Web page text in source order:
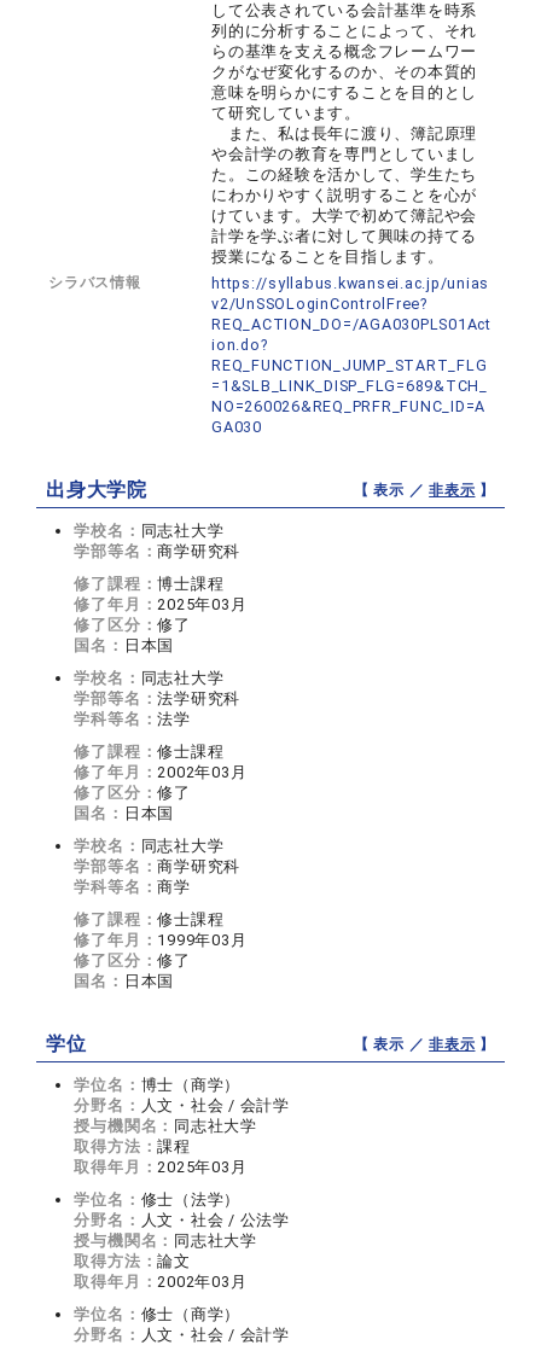
して公表されている会計基準を時系
列的に分析することによって、それ
らの基準を支える概念フレームワー
クがなぜ変化するのか、その本質的
意味を明らかにすることを目的とし
て研究しています。
また、私は長年に渡り、簿記原理
や会計学の教育を専門としていまし
た。この経験を活かして、学生たち
にわかりやすく説明することを心が
けています。大学で初めて簿記や会
計学を学ぶ者に対して興味の持てる
授業になることを目指します。
シラバス情報
https://syllabus.kwansei.ac.jp/unias
v2/UnSSOLoginControlFree?
REQ_ACTION_DO=/AGA030PLS01Act
ion.do?
REQ_FUNCTION_JUMP_START_FLG
=1&SLB_LINK_DISP_FLG=689&TCH_
NO=260026&REQ_PRFR_FUNC_ID=A
GA030
出身大学院 【 表示 ／非表示 】
学校名： 同志社大学
学部等名：商学研究科
修了課程：博士課程
修了年月：2025年03月
修了区分：修了
国名： 日本国
学校名： 同志社大学
学部等名：法学研究科
学科等名：法学
修了課程：修士課程
修了年月：2002年03月
修了区分：修了
国名： 日本国
学校名： 同志社大学
学部等名：商学研究科
学科等名：商学
修了課程：修士課程
修了年月： 1999年03月
修了区分：修了
国名： 日本国
学位 【 表示 ／非表示 】
学位名： 博士（商学）
分野名： 人文・社会 / 会計学
授与機関名： 同志社大学
取得方法：課程
取得年月：2025年03月
学位名： 修士（法学）
分野名： 人文・社会 / 公法学
授与機関名： 同志社大学
取得方法：論文
取得年月：2002年03月
学位名： 修士（商学）
分野名： 人文・社会 / 会計学